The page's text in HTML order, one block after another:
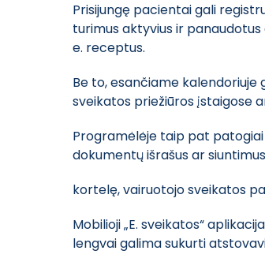
Prisijungę pacientai gali
turimus aktyvius ir
e. receptus.
Be to, esančiame
sveikatos priežiūros įstaigose
Programėlėje taip pat
dokumentų išrašus ar
kortelę, vairuotojo sveikatos
Mobilioji „E. sveikatos“
lengvai galima sukurti